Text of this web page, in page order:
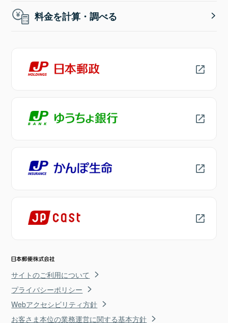
料金を計算・調べる
サイトのご利用について
プライバシーポリシー
Webアクセシビリティ方針
お客さま本位の業務運営に関する基本方針